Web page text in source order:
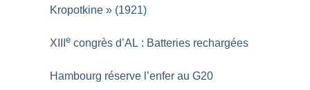
Kropotkine » (1921)
XIIIe congrès d’AL : Batteries rechargées
Hambourg réserve l’enfer au G20